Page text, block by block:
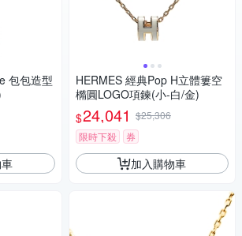
包包造型
HERMES 經典Pop H立體簍空
橢圓LOGO項鍊(小-白/金)
$24,041 $25,306
限時下殺
券
加入購物車